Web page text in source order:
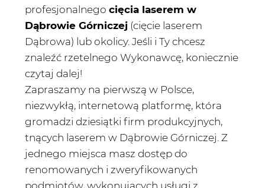
profesjonalnego cięcia laserem w
Dąbrowie Górniczej (cięcie laserem
Dąbrowa) lub okolicy. Jeśli i Ty chcesz
znaleźć rzetelnego Wykonawcę, koniecznie
czytaj dalej!
Zapraszamy na pierwszą w Polsce,
niezwykłą, internetową platformę, która
gromadzi dziesiątki firm produkcyjnych,
tnących laserem w Dąbrowie Górniczej. Z
jednego miejsca masz dostęp do
renomowanych i zweryfikowanych
podmiotów, wykonujących usługi z